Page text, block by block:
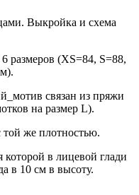
Выкройка и схема
размеров (XS=84, S=88,
связан из пряжи
на размер L).
же плотностью.
которой в лицевой глади
в 10 см в высоту.